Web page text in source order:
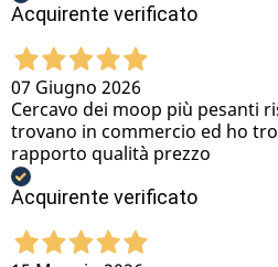
Acquirente verificato
07 Giugno 2026
Cercavo dei moop più pesanti
trovano in commercio ed ho
rapporto qualità prezzo
Acquirente verificato